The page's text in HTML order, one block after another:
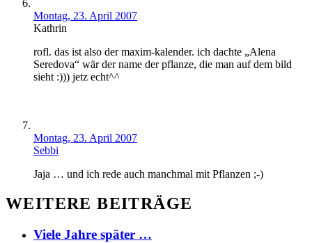
Montag, 23. April 2007
Kathrin
rofl. das ist also der maxim-kalender. ich dachte „Alena
Seredova“ wär der name der pflanze, die man auf dem bild
sieht :))) jetz echt^^
Montag, 23. April 2007
Sebbi
Jaja … und ich rede auch manchmal mit Pflanzen ;-)
WEITERE BEITRÄGE
Viele Jahre später …